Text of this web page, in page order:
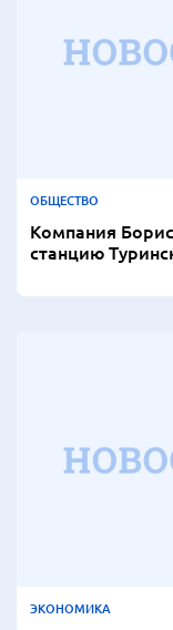
ОБЩЕСТВО
Компания
станцию
ЭКОНОМИКА